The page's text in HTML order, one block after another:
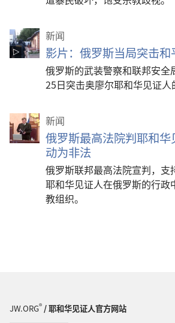
新闻
影片：俄罗斯当局突击
俄罗斯的武装警察和联邦安全
25日突击奥廖尔耶和华见证人
新闻
俄罗斯最高法院判耶和
动为非法
俄罗斯联邦最高法院宣判，支
耶和华见证人在俄罗斯的行政
教组织。
JW.ORG®/ 耶和华见证人官方网站